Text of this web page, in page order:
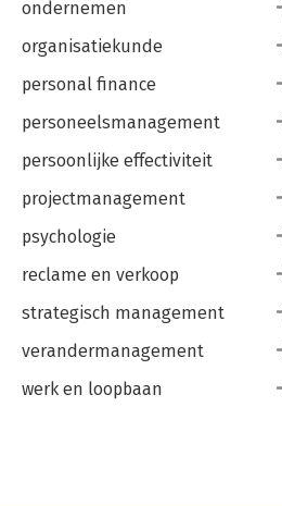
ondernemen
organisatiekunde
personal finance
personeelsmanagement
persoonlijke effectiviteit
projectmanagement
psychologie
reclame en verkoop
strategisch management
verandermanagement
werk en loopbaan